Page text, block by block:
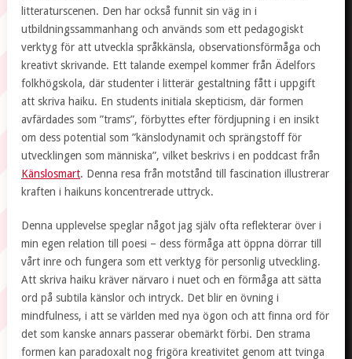
litteraturscenen. Den har också funnit sin väg in i
utbildningssammanhang och används som ett pedagogiskt
verktyg för att utveckla språkkänsla, observationsförmåga och
kreativt skrivande. Ett talande exempel kommer från Ädelfors
folkhögskola, där studenter i litterär gestaltning fått i uppgift
att skriva haiku. En students initiala skepticism, där formen
avfärdades som ”trams”, förbyttes efter fördjupning i en insikt
om dess potential som ”känslodynamit och sprängstoff för
utvecklingen som människa”, vilket beskrivs i en poddcast från
Känslosmart. Denna resa från motstånd till fascination illustrerar
kraften i haikuns koncentrerade uttryck.
Denna upplevelse speglar något jag själv ofta reflekterar över i
min egen relation till poesi – dess förmåga att öppna dörrar till
vårt inre och fungera som ett verktyg för personlig utveckling.
Att skriva haiku kräver närvaro i nuet och en förmåga att sätta
ord på subtila känslor och intryck. Det blir en övning i
mindfulness, i att se världen med nya ögon och att finna ord för
det som kanske annars passerar obemärkt förbi. Den strama
formen kan paradoxalt nog frigöra kreativitet genom att tvinga